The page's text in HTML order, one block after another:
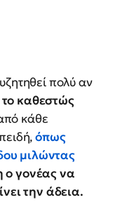
πολύ αν
καθεστώς
κάθε
όπως
μιλώντας
ο γονέας να
την άδεια.